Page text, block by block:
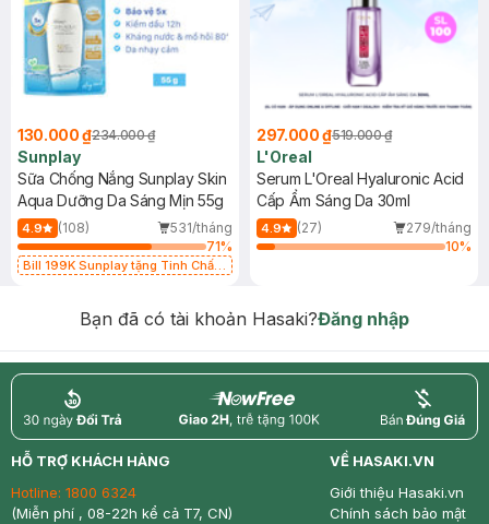
130.000 ₫234.000 ₫
Sunplay
Sữa Chống Nắng Sunplay Skin
Aqua Dưỡng Da Sáng Mịn 55g
4.9 (108)
531/tháng
71%
Bill 199K Sunplay tặng Tinh Chất
297.000 ₫519.000 ₫
L'Oreal
Serum L'Oreal Hyaluronic Acid
Cấp Ẩm Sáng Da 30ml
4.9 (27)
279/tháng
10%
Bạn đã có tài khoản Hasaki?Đăng nhập
return nowfree price
HỖ TRỢ KHÁCH HÀNG
Hotline: 1800 6324
(Miễn phí , 08-22h kể cả T7, CN)
VỀ HASAKI.VN
Giới thiệu Hasaki.vn
Chính sách bảo mật